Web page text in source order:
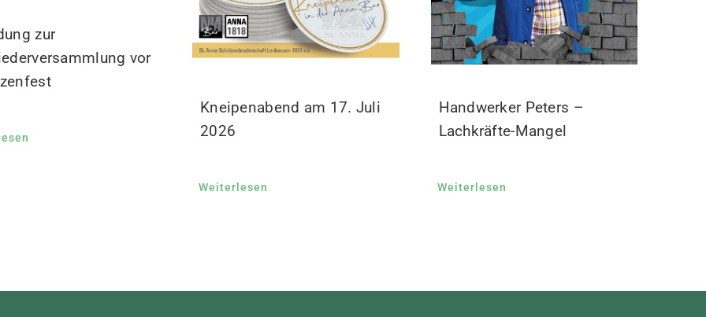
zur
vor
Kneipenabend am 17. Juli
2026
Weiterlesen
Handwerker Peters –
Lachkräfte-Mangel
Weiterlesen